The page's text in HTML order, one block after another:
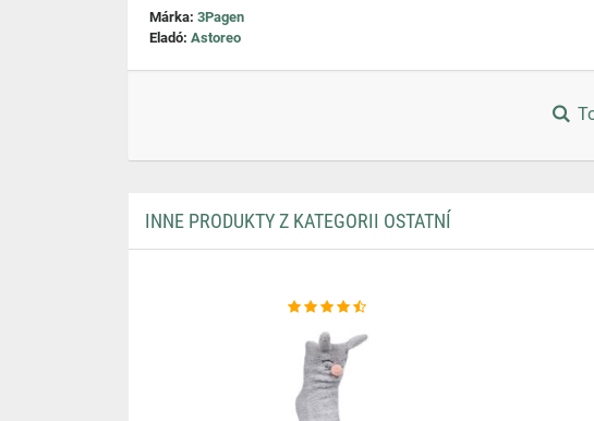
Márka: 3Pagen
Eladó: Astoreo
INNE PRODUKTY Z KATEGORII OSTATNÍ